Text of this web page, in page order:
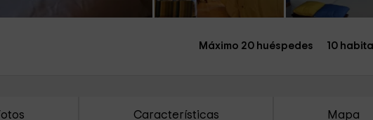
Máximo 20 huéspedes 10
Características Mapa